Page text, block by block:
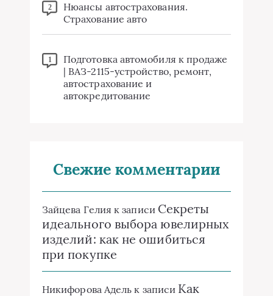
2
Нюансы автострахования.
Страхование авто
1
Подготовка автомобиля к продаже
| ВАЗ-2115-устройство, ремонт,
автострахование и
автокредитование
Свежие комментарии
Зайцева Гелия к записи Секреты
идеального выбора ювелирных
изделий: как не ошибиться
при покупке
Никифорова Адель к записи Как